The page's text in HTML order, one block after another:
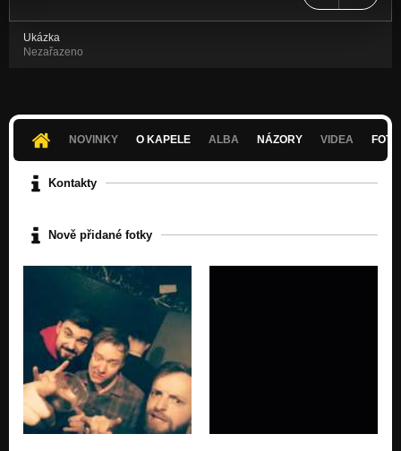
Ukázka
Nezařazeno
NOVINKY O KAPELE ALBA NÁZORY VIDEA
Kontakty
Nově přidané fotky